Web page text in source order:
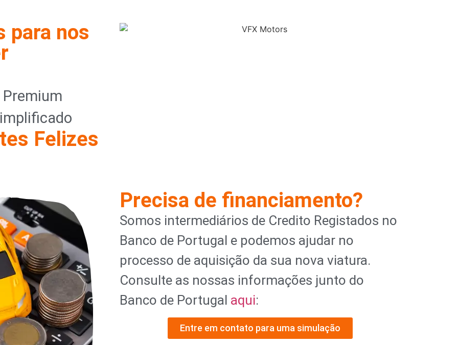
para nos
Felizes
Precisa de financiamento?
Somos intermediários de Credito Registados no
Banco de Portugal e podemos ajudar no
processo de aquisição da sua nova viatura.
Consulte as nossas informações junto do
Banco de Portugal aqui:
Entre em contato para uma simulação